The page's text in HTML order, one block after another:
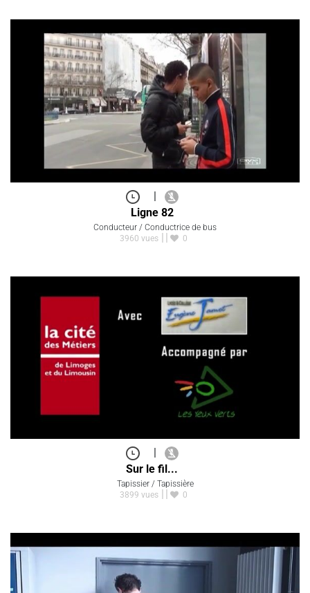
|
Ligne 82
Conducteur / Conductrice de bus
3960 vues
0
Sur le fil...
Tapissier / Tapissière
3899 vues
0